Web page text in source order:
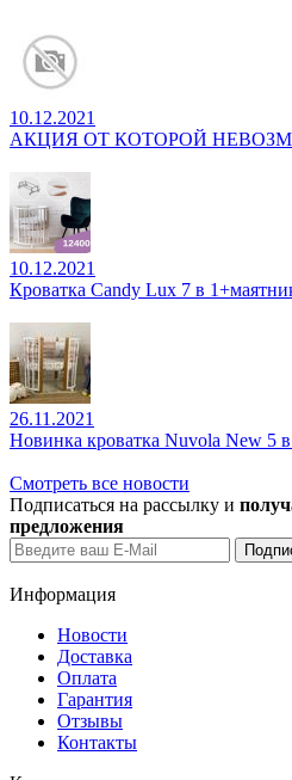
10.12.2021
АКЦИЯ ОТ КОТОРОЙ
10.12.2021
Кроватка Candy Lux 7 в
26.11.2021
Новинка кроватка Nuvola New 5 в
Смотреть все новости
Подписаться на рассылку и
предложения
Информация
Новости
Доставка
Оплата
Гарантия
Отзывы
Контакты